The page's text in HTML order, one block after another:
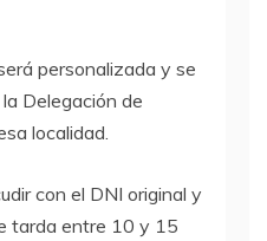
personalizada y se
Delegación de
localidad.
con el DNI original y
tarda entre 10 y 15